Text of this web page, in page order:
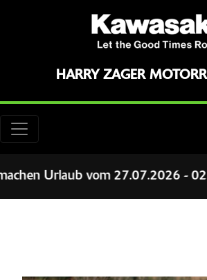
HARRY ZAGER
Urlaub vom 27.07.2026 -